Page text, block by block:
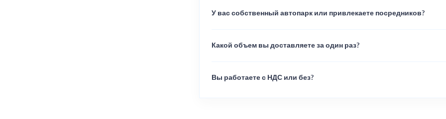
У вас собственный автопарк или привлекаете посредников?
Какой объем вы доставляете за один раз?
Вы работаете с НДС или без?